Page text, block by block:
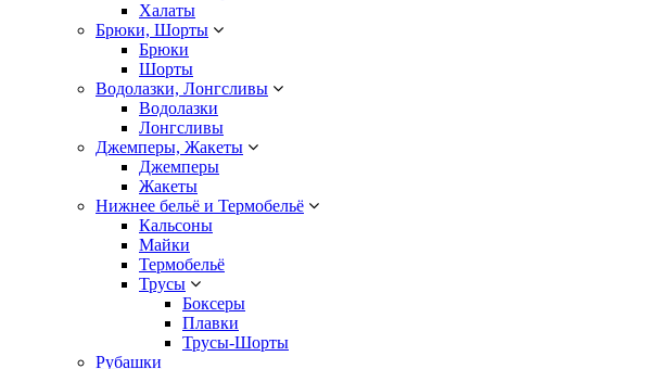
Халаты
Брюки, Шорты
Брюки
Шорты
Водолазки, Лонгсливы
Водолазки
Лонгсливы
Джемперы, Жакеты
Джемперы
Жакеты
Нижнее бельё и Термобельё
Кальсоны
Майки
Термобельё
Трусы
Боксеры
Плавки
Трусы-Шорты
Рубашки